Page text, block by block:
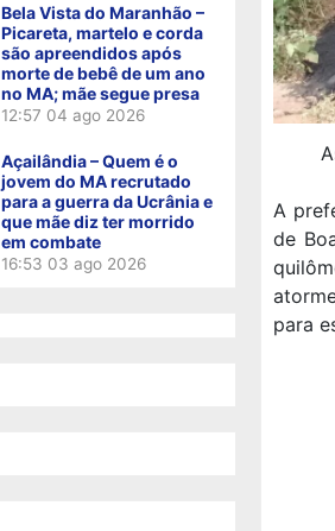
Bela Vista do Maranhão –
Picareta, martelo e corda
são apreendidos após
morte de bebê de um ano
no MA; mãe segue presa
12:57 04 ago 2026
Açailândia – Quem é o
jovem do MA recrutado
para a guerra da Ucrânia e
que mãe diz ter morrido
em combate
16:53 03 ago 2026
A
de
para